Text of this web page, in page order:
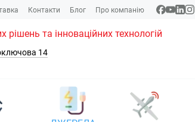
Контакти Блог Про компанію
рішень та інноваційних технологій
14